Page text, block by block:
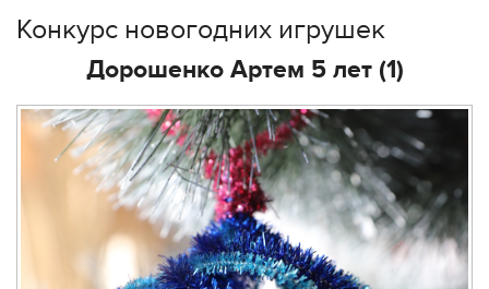
Конкурс новогодних игрушек
Дорошенко Артем 5 лет (1)